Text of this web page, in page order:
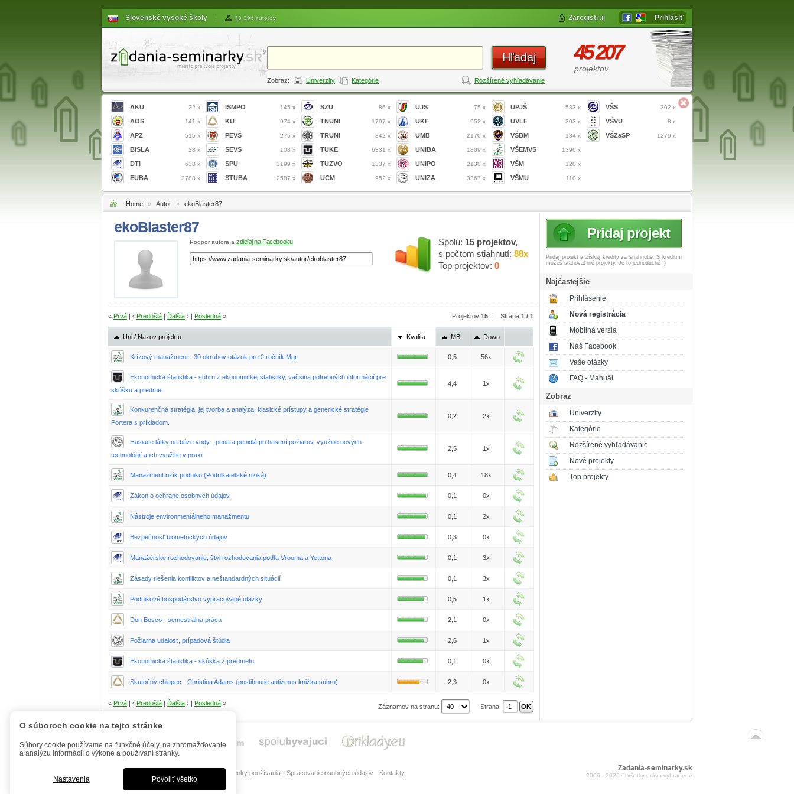
Slovenské vysoké školy | 43 396 autorov Zaregistruj Prihlásiť
Hľadaj
Zobraz: Univerzity Kategórie Rozšírené vyhľadávanie
45 207
projektov
AKU 22 x
AOS 141 x
APZ 515 x
BISLA 28 x
DTI 638 x
EUBA 3788 x
ISMPO 145 x
KU 974 x
PEVŠ 275 x
SEVS 108 x
SPU 3199 x
STUBA 2587 x
SZU 86 x
TNUNI 1797 x
TRUNI 842 x
TUKE 6331 x
TUZVO 1337 x
UCM 952 x
UJS 75 x
UKF 952 x
UMB 2170 x
UNIBA 1809 x
UNIPO 2130 x
UNIZA 3367 x
UPJŠ 533 x
UVLF 303 x
VŠBM 184 x
VŠEMVS 1396 x
VŠM 120 x
VŠMU 110 x
VŠS 302 x
VŠVU 8 x
VŠZaSP 1279 x
Home » Autor » ekoBlaster87
ekoBlaster87
Podpor autora a zdieľaj na Facebooku Spolu: 15 projektov,
s počtom stiahnutí: 88x
Top projektov: 0
« Prvá | ‹ Predošlá | Ďalšia › | Posledná » Projektov 15 | Strana 1 / 1
Uni / Názov projektu Kvalita MB Down
Krízový manažment - 30 okruhov otázok pre 2.ročník Mgr. 0,5 56x
Ekonomická štatistika - súhrn z ekonomickej štatistiky, väčšina potrebných informácií pre
skúšku a predmet
4,4 1x
Konkurenčná stratégia, jej tvorba a analýza, klasické prístupy a generické stratégie
Portera s príkladom.
0,2 2x
Hasiace látky na báze vody - pena a penidlá pri hasení požiarov, využitie nových
technológií a ich využitie v praxi
2,5 1x
Manažment rizík podniku (Podnikateľské riziká) 0,4 18x
Zákon o ochrane osobných údajov 0,1 0x
Nástroje environmentálneho manažmentu 0,1 2x
Bezpečnosť biometrických údajov 0,3 0x
Manažérske rozhodovanie, štýl rozhodovania podľa Vrooma a Yettona 0,1 3x
Zásady riešenia konfliktov a neštandardných situácií 0,1 3x
Podnikové hospodárstvo vypracované otázky 0,5 1x
Don Bosco - semestrálna práca 2,1 0x
Požiarna udalosť, prípadová štúdia 2,6 1x
Ekonomická štatistika - skúška z predmetu 0,1 0x
Skutočný chlapec - Christina Adams (postihnutie autizmus knižka súhrn) 2,3 0x
« Prvá | ‹ Predošlá | Ďalšia › | Posledná » Záznamov na stranu: Strana:
Pridaj projekt
Pridaj projekt a získaj kredity za stiahnutie. S kreditmi
možeš sťahovať iné projekty. Je to jednoduché :)
Najčastejšie
Prihlásenie
Nová registrácia
Mobilná verzia
Náš Facebook
Vaše otázky
FAQ - Manuál
Zobraz
Univerzity
Kategórie
Rozšírené vyhľadávanie
Nové projekty
Top projekty
Mobilná verzia Podmienky používania Spracovanie osobných údajov Kontakty
Zadania-seminarky.sk
2006 - 2026 © všetky práva vyhradené
O súboroch cookie na tejto stránke
Súbory cookie používame na funkčné účely, na zhromažďovanie
a analýzu informácií o výkone a používaní stránky.
Nastavenia Povoliť všetko